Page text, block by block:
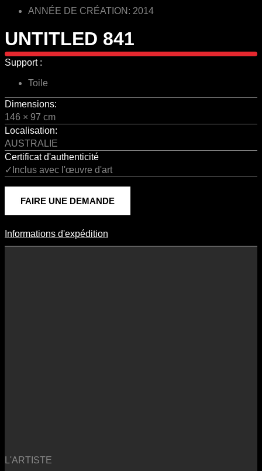
ANNÉE DE CRÉATION: 2014
UNTITLED 841
Support :
Toile
Dimensions:
146 × 97 cm
Localisation:
AUSTRALIE
Certificat d'authenticité
✓Inclus avec l'œuvre d'art
FAIRE UNE DEMANDE
Informations D'expédition
Informations d'expédition
L'ARTISTE